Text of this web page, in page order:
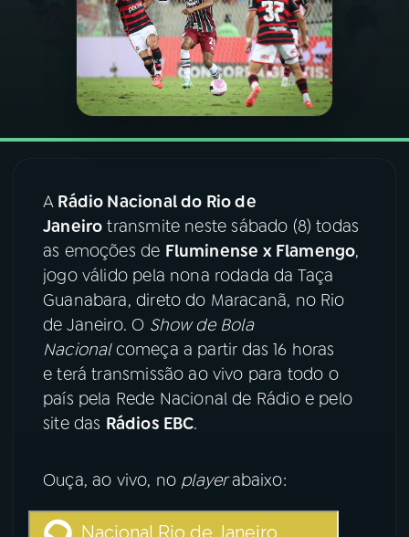
PODCASTS
VIDEOCASTS
08 FESTIVAL DE MÚSICA
ACOMPANHE A RÁDIO NACIONAL
YouTube Facebook
Instagram X
TikTok
A Rádio Nacional do Rio de
Janeiro transmite neste sábado (8) todas
as emoções de Fluminense x Flamengo,
jogo válido pela nona rodada da Taça
Guanabara, direto do Maracanã, no Rio
de Janeiro. O Show de Bola
Nacionalcomeça a partir das 16 horas
e terá transmissão ao vivo para todo o
país pela Rede Nacional de Rádio e pelo
site das Rádios EBC.
Ouça, ao vivo, no playerabaixo: